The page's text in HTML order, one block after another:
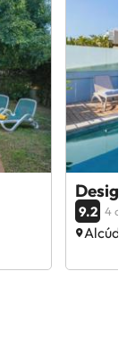
9.2 4